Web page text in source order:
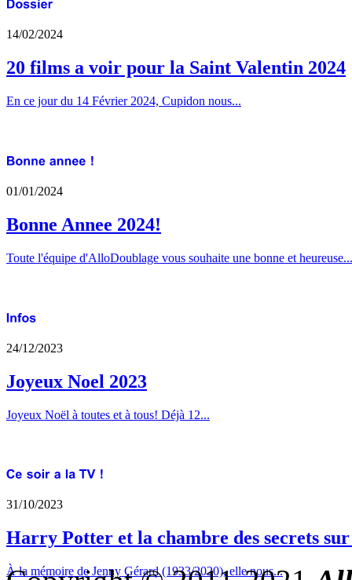
14/02/2024
20 films a voir pour la Saint Valentin 2024
En ce jour du 14 Février 2024, Cupidon nous...
01/01/2024
Bonne Annee 2024!
Toute l'équipe d'AlloDoublage vous souhaite une bonne et heureuse...
24/12/2023
Joyeux Noel 2023
Joyeux Noël à toutes et à tous! Déjà 12...
31/10/2023
Harry Potter et la chambre des secrets
À la mémoire de Jenny Gérard (1933/2020), elle nous...